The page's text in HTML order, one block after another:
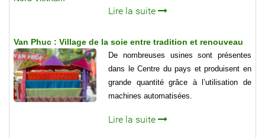
Lire la suite
Van Phuc : Village de la soie entre tradition et renouveau
De nombreuses usines sont présentes
dans le Centre du pays et produisent en
grande quantité grâce à l’utilisation de
machines automatisées.
Lire la suite